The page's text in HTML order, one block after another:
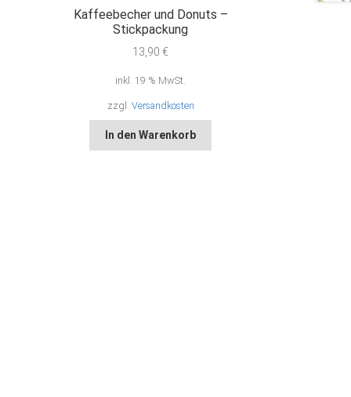
Kaffeebecher und Donuts –
Stickpackung
13,90 €
inkl. 19 % MwSt.
zzgl. Versandkosten
In den Warenkorb